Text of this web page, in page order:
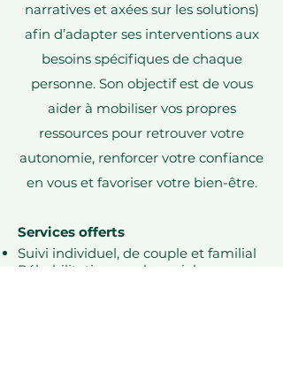
narratives et axées sur les solutions)
afin d’adapter ses interventions aux
besoins spécifiques de chaque
personne. Son objectif est de vous
aider à mobiliser vos propres
ressources pour retrouver votre
autonomie, renforcer votre confiance
en vous et favoriser votre bien-être.
Services offerts
Suivi individuel, de couple et familial
Réhabilitation psychosociale